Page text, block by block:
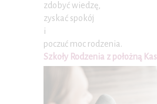
zdobyć wiedzę,
zyskać spokój
i
poczuć moc rodzenia.
Szkoły Rodzenia z położną